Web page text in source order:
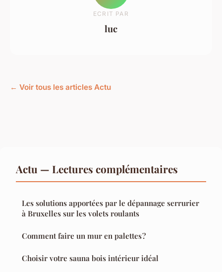
ECRIT PAR
luc
← Voir tous les articles Actu
Actu — Lectures complémentaires
Les solutions apportées par le dépannage serrurier
à Bruxelles sur les volets roulants
Comment faire un mur en palettes ?
Choisir votre sauna bois intérieur idéal